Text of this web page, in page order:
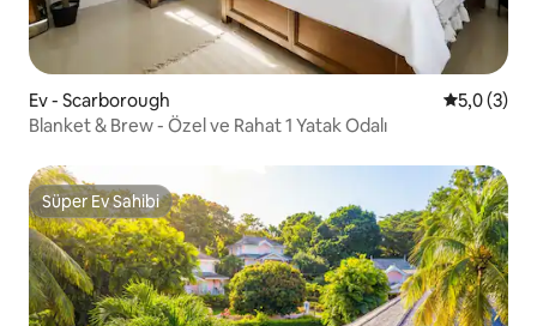
Ev - Scarborough 55,0 (3)
Blanket & Brew - Özel ve Rahat 1 Yatak Odalı
Süper Ev Sahibi
Süper Ev Sahibi